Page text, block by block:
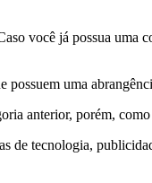
já possua uma
uma
anterior, porém,
de tecnologia,